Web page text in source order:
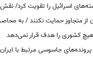
اسرائیل را تقویت کرد/
از متجاوز حمایت نکنند / به
هیچ کشوری را هدف قرار نمی‌دهد
جاسوسی مرتبط با ایران